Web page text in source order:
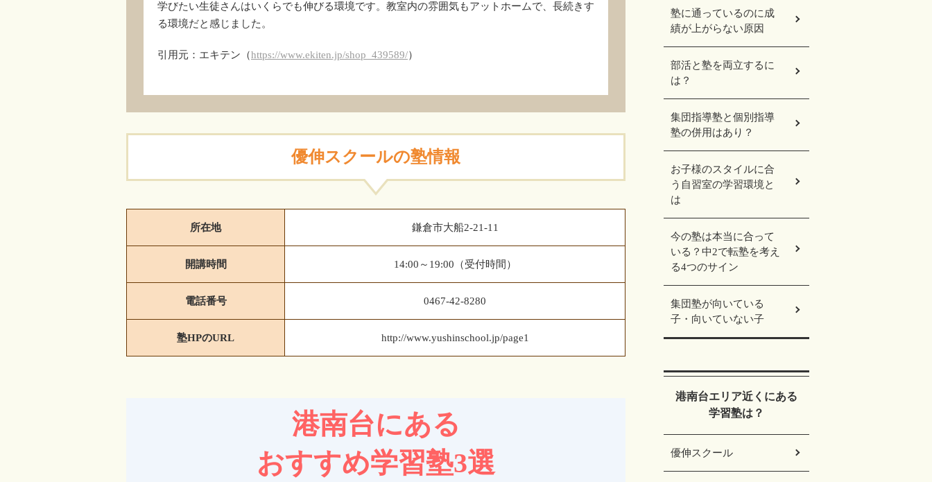
学びたい生徒さんはいくらでも伸びる環境です。教室内の雰囲気もアットホームで、長続きす
る環境だと感じました。
引用元：エキテン（https://www.ekiten.jp/shop_439589/）
優伸スクールの塾情報
所在地 鎌倉市大船2-21-11
開講時間 14:00～19:00（受付時間）
電話番号 0467-42-8280
塾HPのURL http://www.yushinschool.jp/page1
港南台にある
おすすめ学習塾3選
塾に通っているのに成
績が上がらない原因
部活と塾を両立するに
は？
集団指導塾と個別指導
塾の併用はあり？
お子様のスタイルに合
う自習室の学習環境と
は
今の塾は本当に合って
いる？中2で転塾を考え
る4つのサイン
集団塾が向いている
子・向いていない子
港南台エリア近くにある
学習塾は？
優伸スクール